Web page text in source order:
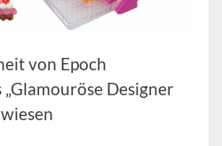
von Epoch
Designer